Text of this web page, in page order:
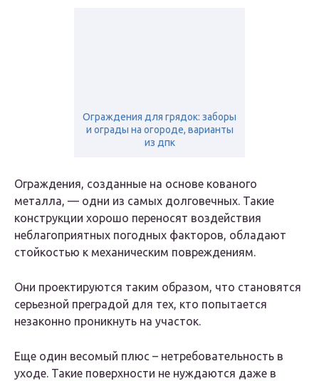
Ограждения для грядок: заборы
и ограды на огороде, варианты
из дпк
Ограждения, созданные на основе кованого
металла, — одни из самых долговечных. Такие
конструкции хорошо переносят воздействия
неблагоприятных погодных факторов, обладают
стойкостью к механическим повреждениям.
Они проектируются таким образом, что становятся
серьезной преградой для тех, кто попытается
незаконно проникнуть на участок.
Еще один весомый плюс – нетребовательность в
уходе. Такие поверхности не нуждаются даже в